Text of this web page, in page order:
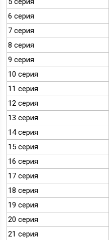
6 серия
7 серия
8 серия
9 серия
10 серия
11 серия
12 серия
13 серия
14 серия
15 серия
16 серия
17 серия
18 серия
19 серия
20 серия
21 серия